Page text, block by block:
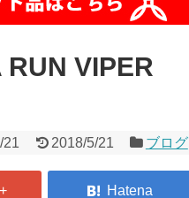
VIPER
21 2018/5/21 ブログ